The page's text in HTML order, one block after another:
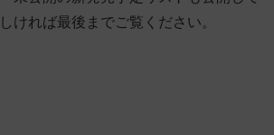
ければ最後までご覧ください。